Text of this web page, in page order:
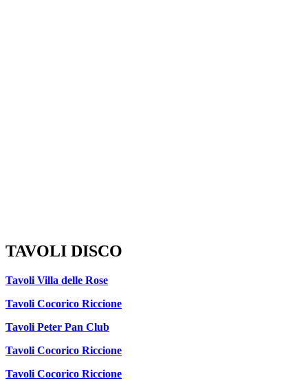
TAVOLI DISCO
Tavoli Villa delle Rose
Tavoli Cocorico Riccione
Tavoli Peter Pan Club
Tavoli Cocorico Riccione
Tavoli Cocorico Riccione